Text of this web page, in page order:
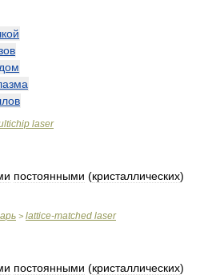
laser
постоянными (кристаллических)
> lattice-matched laser
постоянными (кристаллических)